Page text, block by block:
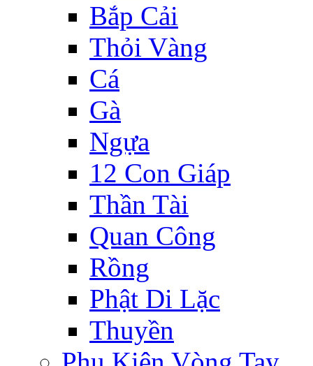
Bắp Cải
Thỏi Vàng
Cá
Gà
Ngựa
12 Con Giáp
Thần Tài
Quan Công
Rồng
Phật Di Lặc
Thuyền